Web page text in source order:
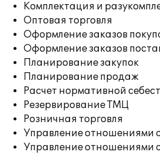
Комплектация и
Оптовая торговля
Оформление заказов
Оформление заказов
Планирование закупок
Планирование продаж
Расчет нормативной
Резервирование ТМЦ
Розничная торговля
Управление отношениями
Управление отношениями